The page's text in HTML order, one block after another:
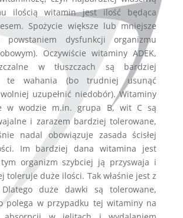
ilością witamin jest ilość będąca
Spożycie większe lub mniejsze
dysfunkcji organizmu
Oczywiście witaminy ADEK,
w tłuszczach są bardziej
te wahania (bo trudniej usunąć
uzupełnić niedobór). Witaminy
w wodzie m.in. grupa B, wit C są
i zarazem bardziej tolerowane,
nadal obowiązuje zasada ścisłej
Im bardziej dana witamina jest
tym organizm szybciej ją przyswaja i
toleruje duże ilości. Tak właśnie jest z
duże dawki są tolerowane,
polega w przypadku tej witaminy na